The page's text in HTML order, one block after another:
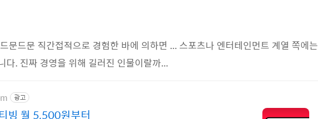
문드문 직간접적으로 경험한 바에 의하면 ... 스포츠나 엔터테인먼트 계열 쪽에는
다. 진짜 경영을 위해 길러진 인물이랄까...
광고
빙 월 5,500원부터